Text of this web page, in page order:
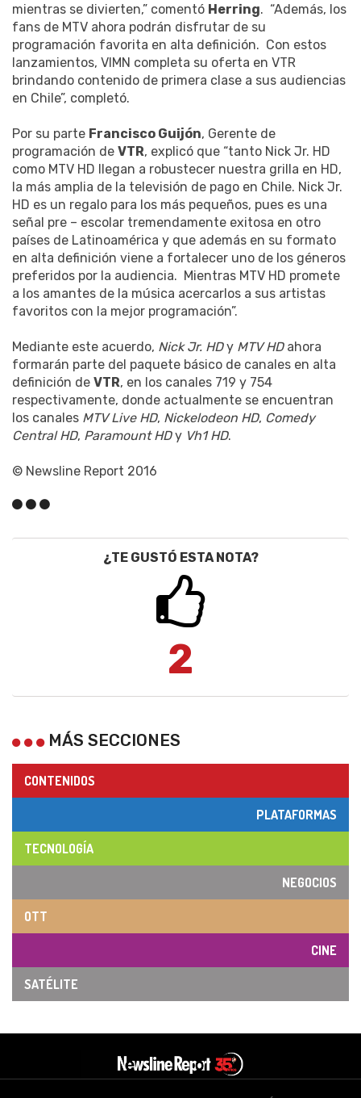
mientras se divierten,” comentó Herring. “Además, los
fans de MTV ahora podrán disfrutar de su
programación favorita en alta definición. Con estos
lanzamientos, VIMN completa su oferta en VTR
brindando contenido de primera clase a sus audiencias
en Chile”, completó.
Por su parte Francisco Guijón, Gerente de
programación de VTR, explicó que “tanto Nick Jr. HD
como MTV HD llegan a robustecer nuestra grilla en HD,
la más amplia de la televisión de pago en Chile. Nick Jr.
HD es un regalo para los más pequeños, pues es una
señal pre – escolar tremendamente exitosa en otro
países de Latinoamérica y que además en su formato
en alta definición viene a fortalecer uno de los géneros
preferidos por la audiencia. Mientras MTV HD promete
a los amantes de la música acercarlos a sus artistas
favoritos con la mejor programación”.
Mediante este acuerdo, Nick Jr. HDy MTV HDahora
formarán parte del paquete básico de canales en alta
definición de VTR, en los canales 719 y 754
respectivamente, donde actualmente se encuentran
los canales MTV Live HD, Nickelodeon HD, Comedy
Central HD, Paramount HDy Vh1 HD.
© Newsline Report 2016
¿TE GUSTÓ ESTA NOTA?
2
MÁS SECCIONES
CONTENIDOS
PLATAFORMAS
TECNOLOGÍA
NEGOCIOS
OTT
CINE
SATÉLITE